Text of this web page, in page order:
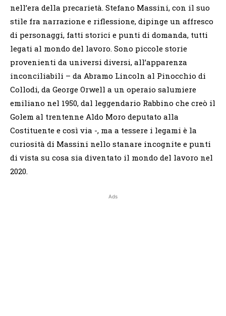
nell’era della precarietà. Stefano Massini, con il suo
stile fra narrazione e riflessione, dipinge un affresco
di personaggi, fatti storici e punti di domanda, tutti
legati al mondo del lavoro. Sono piccole storie
provenienti da universi diversi, all’apparenza
inconciliabili – da Abramo Lincoln al Pinocchio di
Collodi, da George Orwell a un operaio salumiere
emiliano nel 1950, dal leggendario Rabbino che creò il
Golem al trentenne Aldo Moro deputato alla
Costituente e così via -, ma a tessere i legami è la
curiosità di Massini nello stanare incognite e punti
di vista su cosa sia diventato il mondo del lavoro nel
2020.
Ads